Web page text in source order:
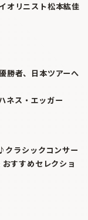
オリニスト松本紘佳
勝者、日本ツアーへ
ネス・エッガー
ラシックコンサー
すすめセレクショ